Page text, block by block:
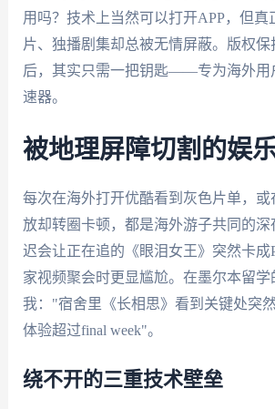
用吗？技术上当然可以打开APP，但真
片、独播剧集却总被无情屏蔽。版权
后，其实只需一把钥匙——专为海外用
速器。
被地理屏障切割的娱
每次在海外打开优酷看到灰色片单，或
放却转圈卡顿，都是海外游子共同的深
迟会让正在追的《眼泪女王》突然卡成
家视频聚会时更显尴尬。在墨尔本留学
我："宿舍里《长相思》看到关键处突
体验超过final week"。
绕不开的三重技术壁垒